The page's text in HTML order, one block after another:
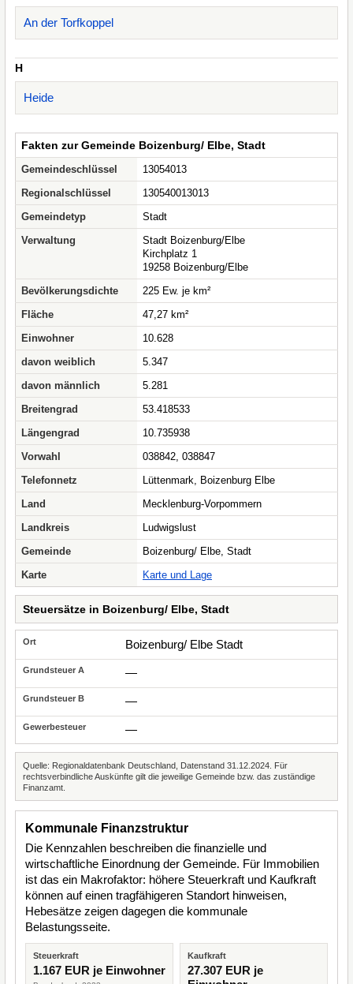
An der Torfkoppel
H
Heide
Fakten zur Gemeinde Boizenburg/ Elbe, Stadt
Gemeindeschlüssel
13054013
Regionalschlüssel
130540013013
Gemeindetyp
Stadt
Verwaltung
Stadt Boizenburg/Elbe
Kirchplatz 1
19258 Boizenburg/Elbe
Bevölkerungsdichte
225 Ew. je km²
Fläche
47,27 km²
Einwohner
10.628
davon weiblich
5.347
davon männlich
5.281
Breitengrad
53.418533
Längengrad
10.735938
Vorwahl
038842, 038847
Telefonnetz
Lüttenmark, Boizenburg Elbe
Land
Mecklenburg-Vorpommern
Landkreis
Ludwigslust
Gemeinde
Boizenburg/ Elbe, Stadt
Karte
Karte und Lage
Steuersätze in Boizenburg/ Elbe, Stadt
Boizenburg/ Elbe Stadt
—
—
—
Quelle: Regionaldatenbank Deutschland, Datenstand 31.12.2024. Für
rechtsverbindliche Auskünfte gilt die jeweilige Gemeinde bzw. das zuständige
Finanzamt.
Kommunale Finanzstruktur
Die Kennzahlen beschreiben die finanzielle und
wirtschaftliche Einordnung der Gemeinde. Für Immobilien
ist das ein Makrofaktor: höhere Steuerkraft und Kaufkraft
können auf einen tragfähigeren Standort hinweisen,
Hebesätze zeigen dagegen die kommunale
Belastungsseite.
Steuerkraft
1.167 EUR je Einwohner
Kaufkraft
27.307 EUR je